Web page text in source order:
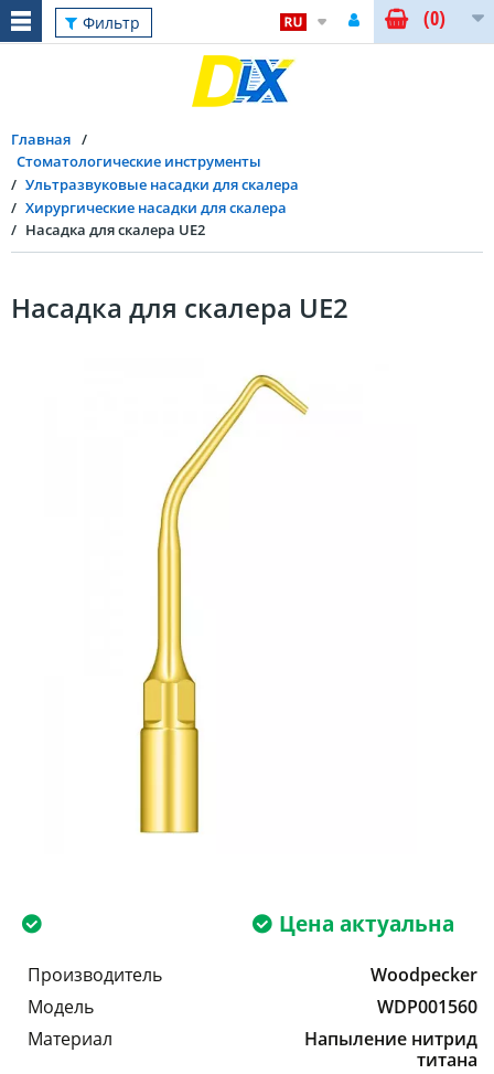
Фильтр (0)
Главная
Стоматологические инструменты
Ультразвуковые насадки для скалера
Хирургические насадки для скалера
Насадка для скалера UE2
Насадка для скалера UE2
Цена актуальна
Производитель
Woodpecker
Модель
WDP001560
Материал
Напыление нитрид
титана